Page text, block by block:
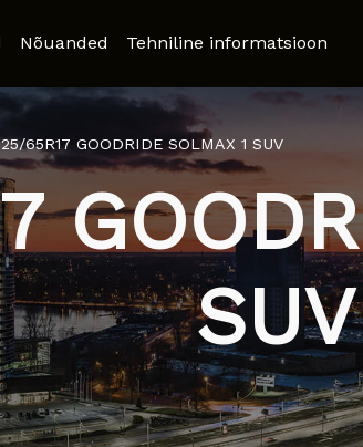
Nõuanded Tehniline informatsioon
65R17 GOODRIDE SOLMAX 1 SUV
SUV